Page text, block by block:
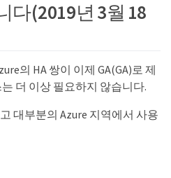
다(2019년 3월 18
의 HA 쌍이 이제 GA(GA)로 제
더 이상 필요하지 않습니다.
대부분의 Azure 지역에서 사용